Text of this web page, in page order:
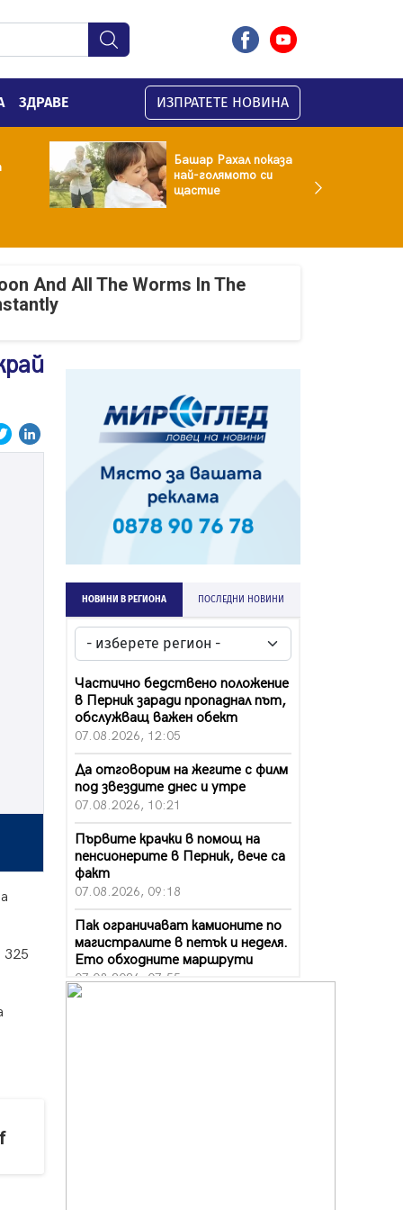
ЗДРАВЕ ИЗПРАТЕТЕ НОВИНА
Башар Рахал показа
най-голямото си
щастие
And All The Worms In The
325
НОВИНИ В РЕГИОНА ПОСЛЕДНИ НОВИНИ
Частично бедствено положение
в Перник заради пропаднал път,
обслужващ важен обект
07.08.2026, 12:05
Да отговорим на жегите с филм
под звездите днес и утре
07.08.2026, 10:21
Първите крачки в помощ на
пенсионерите в Перник, вече са
факт
07.08.2026, 09:18
Пак ограничават камионите по
магистралите в петък и неделя.
Ето обходните маршрути
07.08.2026, 07:55